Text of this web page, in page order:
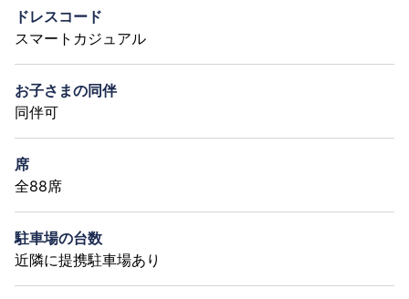
ドレスコード
スマートカジュアル
お子さまの同伴
同伴可
席
全88席
駐車場の台数
近隣に提携駐車場あり